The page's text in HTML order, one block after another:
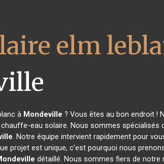
elm
à Mondeville ? Vous êtes au bon endroit !
eau solaire. Nous sommes spécialisés
. Notre équipe intervient rapidement pour
projet est unique, c'est pourquoi nous
détaillé. Nous sommes fiers de notre